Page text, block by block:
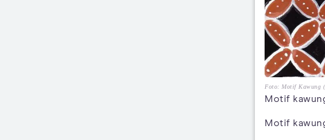
Foto: Motif Kawung
Motif
Motif